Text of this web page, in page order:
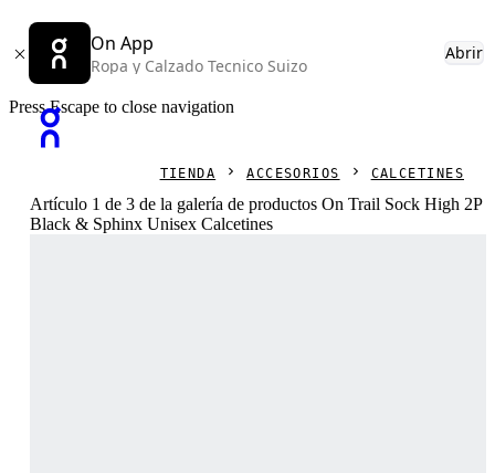
On App
Ropa y Calzado Tecnico Suizo
Abrir
Press Escape to close navigation
TIENDA ACCESORIOS CALCETINES
Artículo 1 de 3 de la galería de productos On Trail Sock High 2P
Black & Sphinx Unisex Calcetines